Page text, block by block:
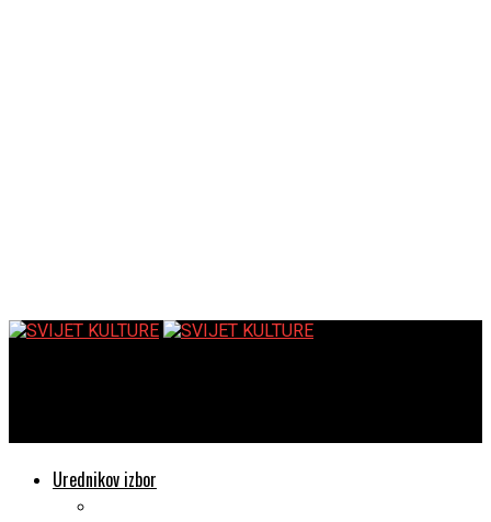
Urednikov izbor